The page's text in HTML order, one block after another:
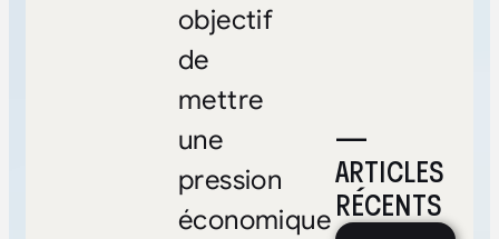
—
ARTICLES
RÉCENTS
objectif
de
mettre
une
pression
économique